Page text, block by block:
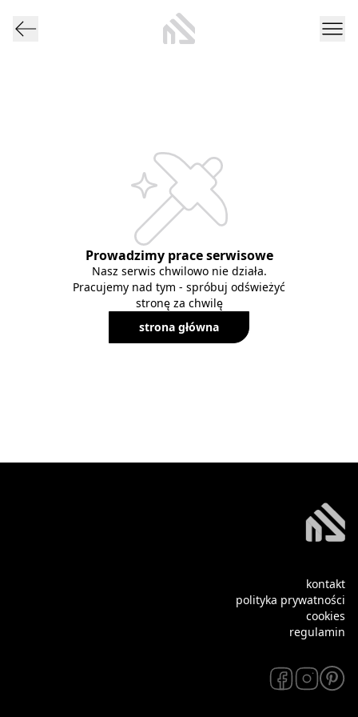
Prowadzimy prace serwisowe
Nasz serwis chwilowo nie działa.
Pracujemy nad tym - spróbuj odświeżyć
stronę za chwilę
strona główna
kontakt
polityka prywatności
cookies
regulamin